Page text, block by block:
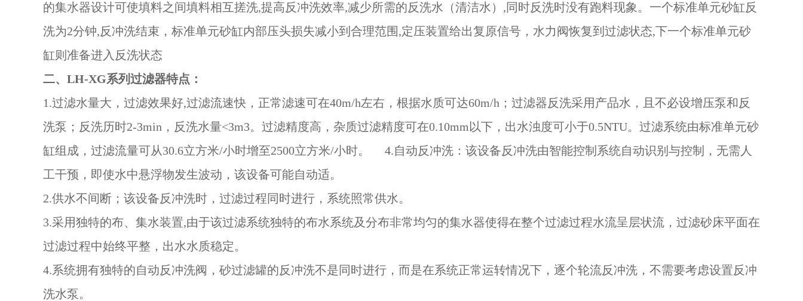
的集水器设计可使填料之间填料相互搓洗,提高反冲洗效率,减少所需的反洗水（清洁水）,同时反洗时没有跑料现象。一个标准单元砂缸反
洗为2分钟,反冲洗结束，标准单元砂缸内部压头损失减小到合理范围,定压装置给出复原信号，水力阀恢复到过滤状态,下一个标准单元砂
缸则准备进入反洗状态
二、LH-XG系列过滤器特点：
1.过滤水量大，过滤效果好,过滤流速快，正常滤速可在40m/h左右，根据水质可达60m/h；过滤器反洗采用产品水，且不必设增压泵和反
洗泵；反洗历时2-3min，反洗水量<3m3。过滤精度高，杂质过滤精度可在0.10mm以下，出水浊度可小于0.5NTU。过滤系统由标准单元砂
缸组成，过滤流量可从30.6立方米/小时增至2500立方米/小时。 4.自动反冲洗：该设备反冲洗由智能控制系统自动识别与控制，无需人
工干预，即使水中悬浮物发生波动，该设备可能自动适。
2.供水不间断；该设备反冲洗时，过滤过程同时进行，系统照常供水。
3.采用独特的布、集水装置,由于该过滤系统独特的布水系统及分布非常均匀的集水器使得在整个过滤过程水流呈层状流，过滤砂床平面在
过滤过程中始终平整，出水水质稳定。
4.系统拥有独特的自动反冲洗阀，砂过滤罐的反冲洗不是同时进行，而是在系统正常运转情况下，逐个轮流反冲洗，不需要考虑设置反冲
洗水泵。